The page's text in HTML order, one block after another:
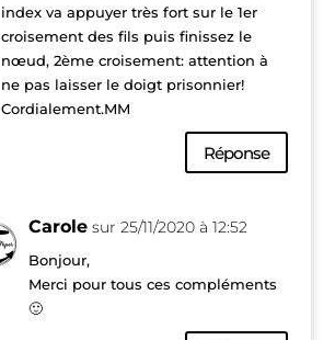
index va appuyer très fort sur le 1er
croisement des fils puis finissez le
nœud, 2ème croisement: attention à
ne pas laisser le doigt prisonnier!
Cordialement.MM
Réponse
Carole sur 25/11/2020 à 12:52
Bonjour,
Merci pour tous ces compléments
🙂